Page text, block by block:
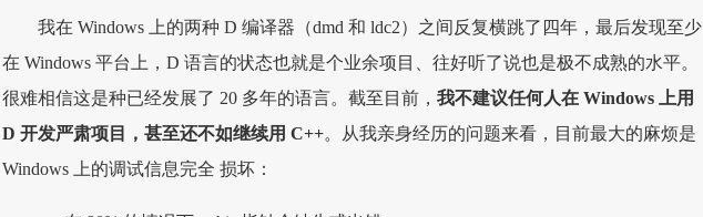
我在 Windows 上的两种 D 编译器（dmd 和 ldc2）之间反复横跳了四年，最后发现至少
在 Windows 平台上，D 语言的状态也就是个业余项目、往好听了说也是极不成熟的水平。
很难相信这是种已经发展了 20 多年的语言。截至目前， 我不建议任何人在 Windows 上用
D 开发严肃项目，甚至还不如继续用 C++。从我亲身经历的问题来看，目前最大的麻烦是
Windows 上的调试信息完全 损坏：